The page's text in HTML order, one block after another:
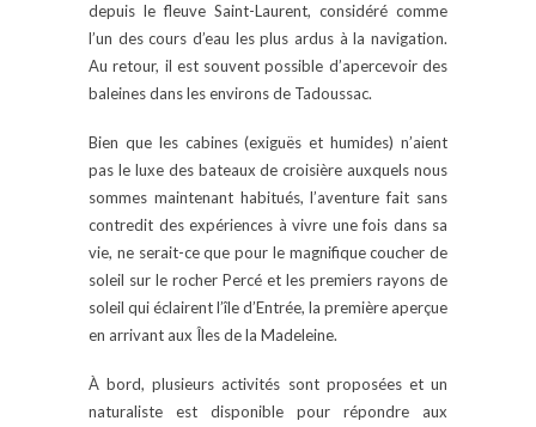
depuis le fleuve Saint-Laurent, considéré comme
l’un des cours d’eau les plus ardus à la navigation.
Au retour, il est souvent possible d’apercevoir des
baleines dans les environs de Tadoussac.
Bien que les cabines (exiguës et humides) n’aient
pas le luxe des bateaux de croisière auxquels nous
sommes maintenant habitués, l’aventure fait sans
contredit des expériences à vivre une fois dans sa
vie, ne serait-ce que pour le magnifique coucher de
soleil sur le rocher Percé et les premiers rayons de
soleil qui éclairent l’île d’Entrée, la première aperçue
en arrivant aux Îles de la Madeleine.
À bord, plusieurs activités sont proposées et un
naturaliste est disponible pour répondre aux